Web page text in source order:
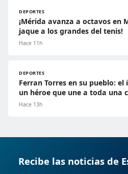
DEPORTES
¡Mérida avanza a octavos en
jaque a los grandes del tenis!
Hace 11h
DEPORTES
Ferran Torres en su pueblo:
un héroe que une a toda una
Hace 13h
Recibe las noticias de